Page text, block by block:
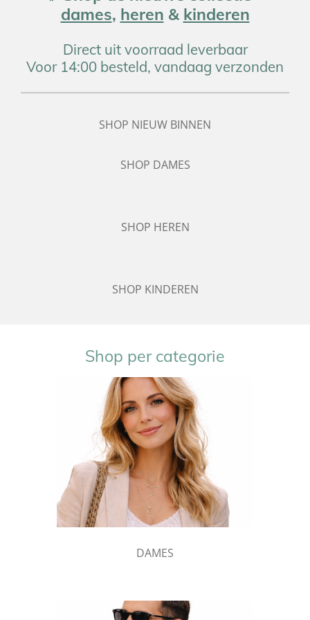
dames, heren & kinderen
Direct uit voorraad leverbaar
Voor 14:00 besteld, vandaag verzonden
SHOP NIEUW BINNEN
SHOP DAMES
SHOP HEREN
SHOP KINDEREN
Shop per categorie
DAMES